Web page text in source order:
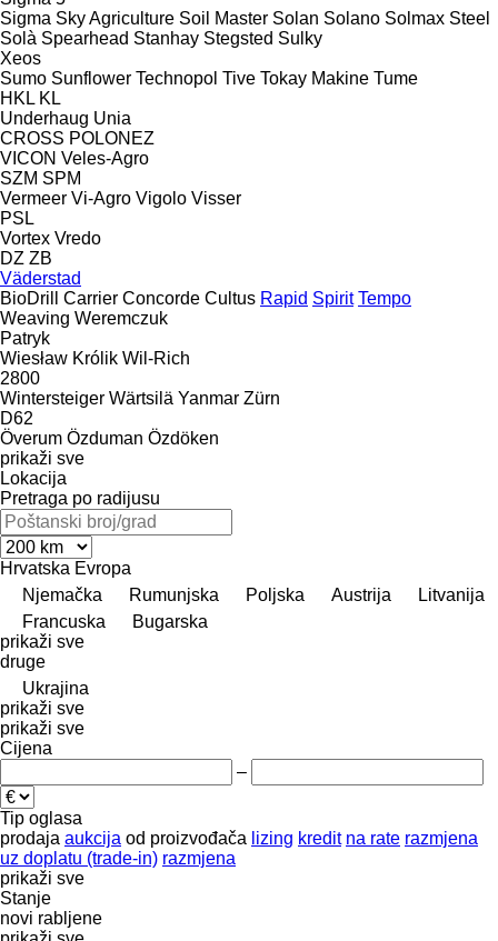
Sigma Sky Agriculture Soil Master Solan Solano Solmax Steel
Solà Spearhead Stanhay Stegsted Sulky
Xeos
Sumo Sunflower Technopol Tive Tokay Makine Tume
HKL KL
Underhaug Unia
CROSS POLONEZ
VICON Veles-Agro
SZM SPM
Vermeer Vi-Agro Vigolo Visser
PSL
Vortex Vredo
DZ ZB
Väderstad
BioDrill
Carrier Concorde Cultus Rapid Spirit Tempo
Weaving Weremczuk
Patryk
Wiesław Królik Wil-Rich
2800
Wintersteiger Wärtsilä Yanmar Zürn
D62
Överum Özduman Özdöken
prikaži sve
Lokacija
Pretraga po radijusu
Hrvatska Evropa
Njemačka
Rumunjska Poljska Austrija
Litvanija
Francuska
Bugarska
prikaži sve
druge
Ukrajina
prikaži sve
prikaži sve
Cijena
–
Tip oglasa
prodaja aukcija od proizvođača lizing kredit na rate razmjena
uz doplatu (trade-in) razmjena
prikaži sve
Stanje
novi rabljene